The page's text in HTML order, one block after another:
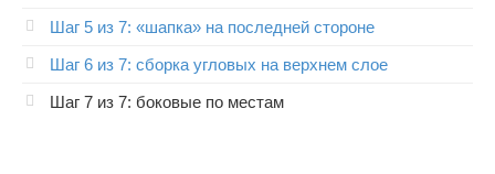
Шаг 5 из 7: «шапка» на последней стороне
Шаг 6 из 7: сборка угловых на верхнем слое
Шаг 7 из 7: боковые по местам